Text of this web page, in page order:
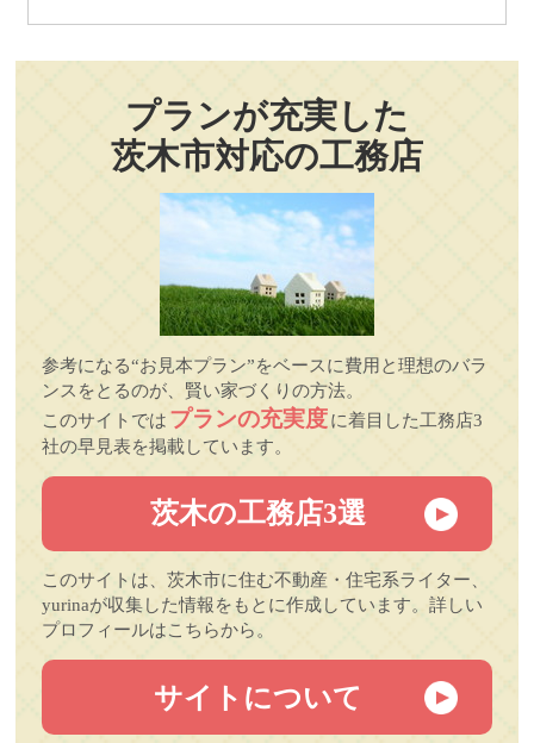
プランが充実した
茨木市対応の工務店
参考になる“お見本プラン”をベースに費用と理想のバラ
ンスをとるのが、賢い家づくりの方法。
このサイトでは プランの充実度に着目した工務店3
社の早見表を掲載しています。
茨木の工務店3選
このサイトは、茨木市に住む不動産・住宅系ライター、
yurinaが収集した情報をもとに作成しています。詳しい
プロフィールはこちらから。
サイトについて